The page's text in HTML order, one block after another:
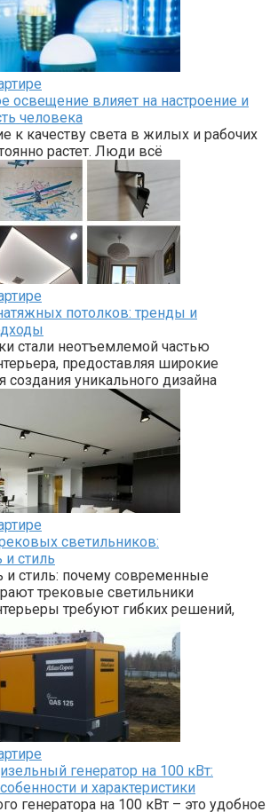
освещение влияет на настроение и
человека
к качеству света в жилых и рабочих
растет. Люди всё
потолков: тренды и
стали неотъемлемой частью
предоставляя широкие
создания уникального дизайна
светильников:
и стиль
и стиль: почему современные
трековые светильники
требуют гибких решений,
генератор на 100 кВт:
и характеристики
генератора на 100 кВт – это удобное